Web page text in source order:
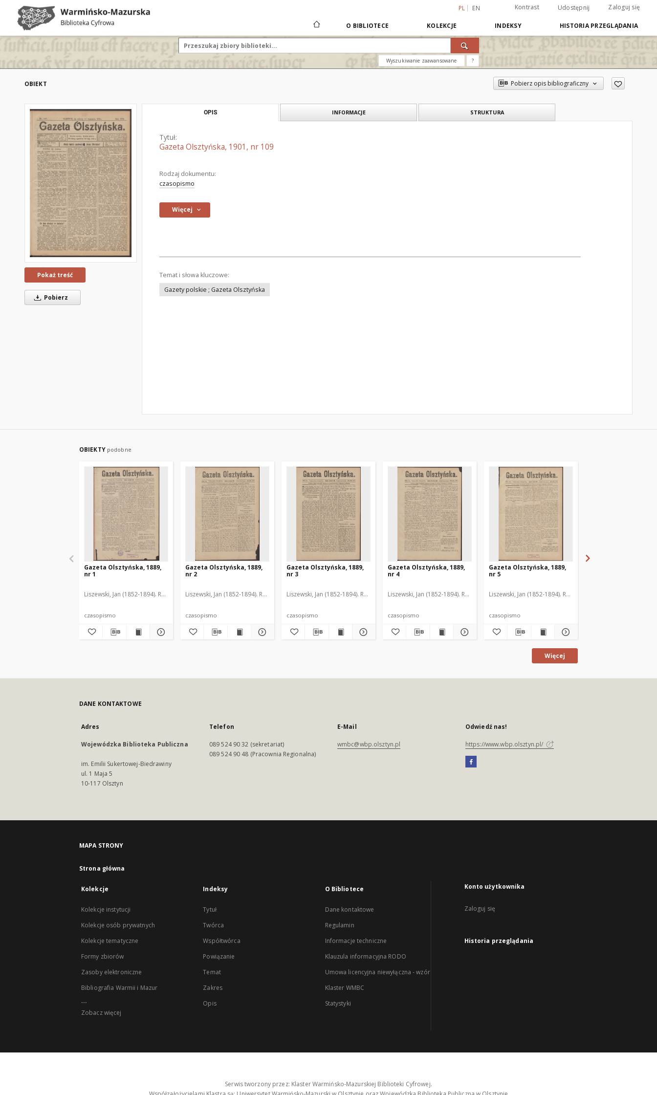
PL EN Kontrast Udostępnij Zaloguj się
O BIBLIOTECE KOLEKCJE INDEKSY HISTORIA PRZEGLĄDANIA
Wyszukiwanie zaawansowane ?
OBIEKT Pobierz opis bibliograficzny
Pokaż treść
Pobierz
OPIS INFORMACJE STRUKTURA
Tytuł:
Gazeta Olsztyńska, 1901, nr 109
Rodzaj dokumentu:
czasopismo
Więcej
Temat i słowa kluczowe:
Gazety polskie ; Gazeta Olsztyńska
OBIEKTY podobne
Gazeta Olsztyńska, 1889,
nr 1
Liszewski, Jan (1852-1894). Red.
czasopismo
Gazeta Olsztyńska, 1889,
nr 2
Liszewski, Jan (1852-1894). Red.
czasopismo
Gazeta Olsztyńska, 1889,
nr 3
Liszewski, Jan (1852-1894). Red.
czasopismo
Gazeta Olsztyńska, 1889,
nr 4
Liszewski, Jan (1852-1894). Red.
czasopismo
Gazeta Olsztyńska, 1889,
nr 5
Liszewski, Jan (1852-1894). Red.
czasopismo
Więcej
DANE KONTAKTOWE
Adres
Wojewódzka Biblioteka Publiczna
im. Emilii Sukertowej-Biedrawiny
ul. 1 Maja 5
10-117 Olsztyn
Telefon
089 524 90 32 (sekretariat)
089 524 90 48 (Pracownia Regionalna)
E-Mail
wmbc@wbp.olsztyn.pl
Odwiedź nas!
https://www.wbp.olsztyn.pl/
MAPA STRONY
Strona główna
Kolekcje
Kolekcje instytucji
Kolekcje osób prywatnych
Kolekcje tematyczne
Formy zbiorów
Zasoby elektroniczne
Bibliografia Warmii i Mazur
...
Zobacz więcej
Indeksy
Tytuł
Twórca
Współtwórca
Powiązanie
Temat
Zakres
Opis
O Bibliotece
Dane kontaktowe
Regulamin
Informacje techniczne
Klauzula informacyjna RODO
Umowa licencyjna niewyłączna - wzór
Klaster WMBC
Statystyki
Konto użytkownika
Zaloguj się
Historia przeglądania
Serwis tworzony przez: Klaster Warmińsko-Mazurskiej Biblioteki Cyfrowej.